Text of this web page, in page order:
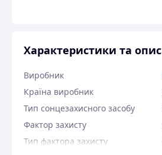
Характеристики та опис
Виробник
Країна виробник
Тип сонцезахисного засобу
Фактор захисту
Тип фактора захисту